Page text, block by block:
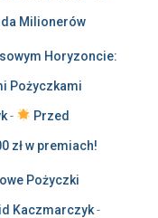
Milionerów
Horyzoncie:
Pożyczkami
- Przed
zł w premiach!
Pożyczki
Kaczmarczyk-